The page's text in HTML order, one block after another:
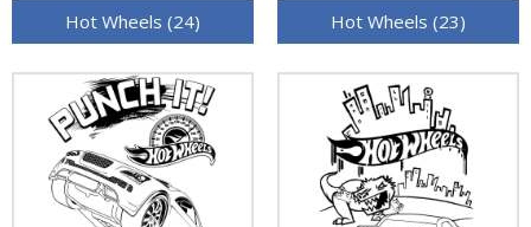
Hot Wheels (24) Hot Wheels (23)